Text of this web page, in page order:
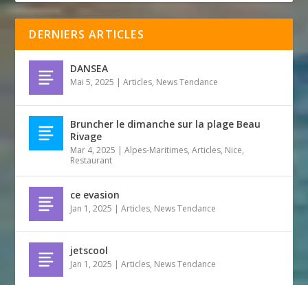
DERNIERS ARTICLES
DANSEA
Mai 5, 2025 |Articles, News Tendance
Bruncher le dimanche sur la plage Beau
Rivage
Mar 4, 2025 |Alpes-Maritimes,Articles, Nice,
Restaurant
ce evasion
Jan 1, 2025 |Articles, News Tendance
jetscool
Jan 1, 2025 |Articles, News Tendance